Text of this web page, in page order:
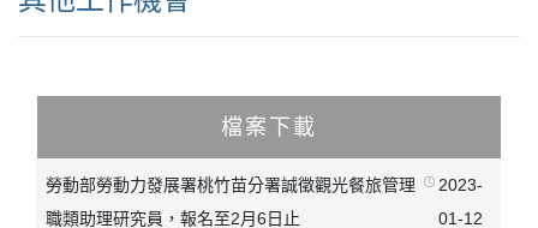
檔案下載
勞動部勞動力發展署桃竹苗分署誠徵觀光餐旅管理
職類助理研究員，報名至2月6日止
2023-
01-12